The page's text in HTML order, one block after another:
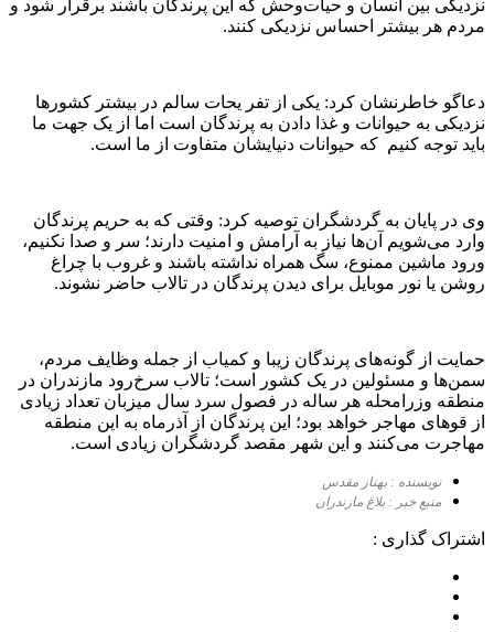
نزدیکی بین انسان و حیات‌وحش که این پرندگان باشند برقرار شود و
مردم هر بیشتر احساس نزدیکی کنند.
دعاگو خاطرنشان کرد: یکی از تفر یحات سالم در بیشتر کشورها
نزدیکی به حیوانات و غذا دادن به پرندگان است اما از یک جهت ما
باید توجه کنیم که حیوانات دنیایشان متفاوت از ما است.
وی در پایان به گردشگران توصیه کرد: وقتی که به حریم پرندگان
وارد می‌شویم آن‌ها نیاز به آرامش و امنیت دارند؛ سر و صدا نکنیم،
ورود ماشین ممنوع، سگ همراه نداشته باشند و غروب با چراغ
روشن یا نور موبایل برای دیدن پرندگان در تالاب حاضر نشوند.
حمایت از گونه‌های پرندگان زیبا و کمیاب از جمله وظایف مردم،
سمن‌ها و مسئولین در یک کشور است؛ تالاب سرخ‌رود مازندران در
منطقه وزرامحله هر ساله در فصول سرد سال میزبان تعداد زیادی
از قوهای مهاجر خواهد بود؛ این پرندگان از آذرماه به این منطقه
مهاجرت می‌کنند و این شهر مقصد گردشگران زیادی است.
نویسنده : بهناز مقدس
منبع خبر : بلاغ مازندران
اشتراک گذاری :